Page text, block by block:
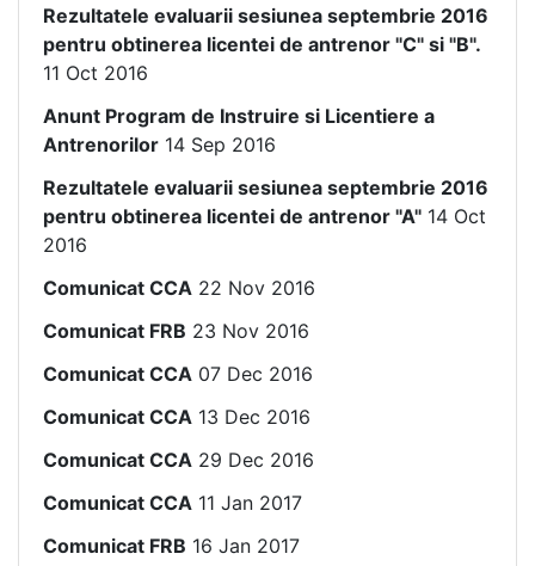
Rezultatele evaluarii sesiunea septembrie 2016
pentru obtinerea licentei de antrenor "C" si "B".
11 Oct 2016
Anunt Program de Instruire si Licentiere a
Antrenorilor 14 Sep 2016
Rezultatele evaluarii sesiunea septembrie 2016
pentru obtinerea licentei de antrenor "A" 14 Oct
2016
Comunicat CCA 22 Nov 2016
Comunicat FRB 23 Nov 2016
Comunicat CCA 07 Dec 2016
Comunicat CCA 13 Dec 2016
Comunicat CCA 29 Dec 2016
Comunicat CCA 11 Jan 2017
Comunicat FRB 16 Jan 2017